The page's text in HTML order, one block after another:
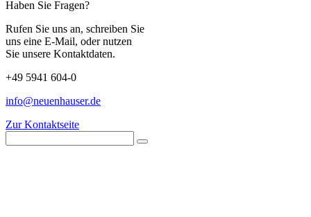
Haben Sie Fragen?
Rufen Sie uns an, schreiben Sie
uns eine E-Mail, oder nutzen
Sie unsere Kontaktdaten.
+49 5941 604-0
info@neuenhauser.de
Zur Kontaktseite